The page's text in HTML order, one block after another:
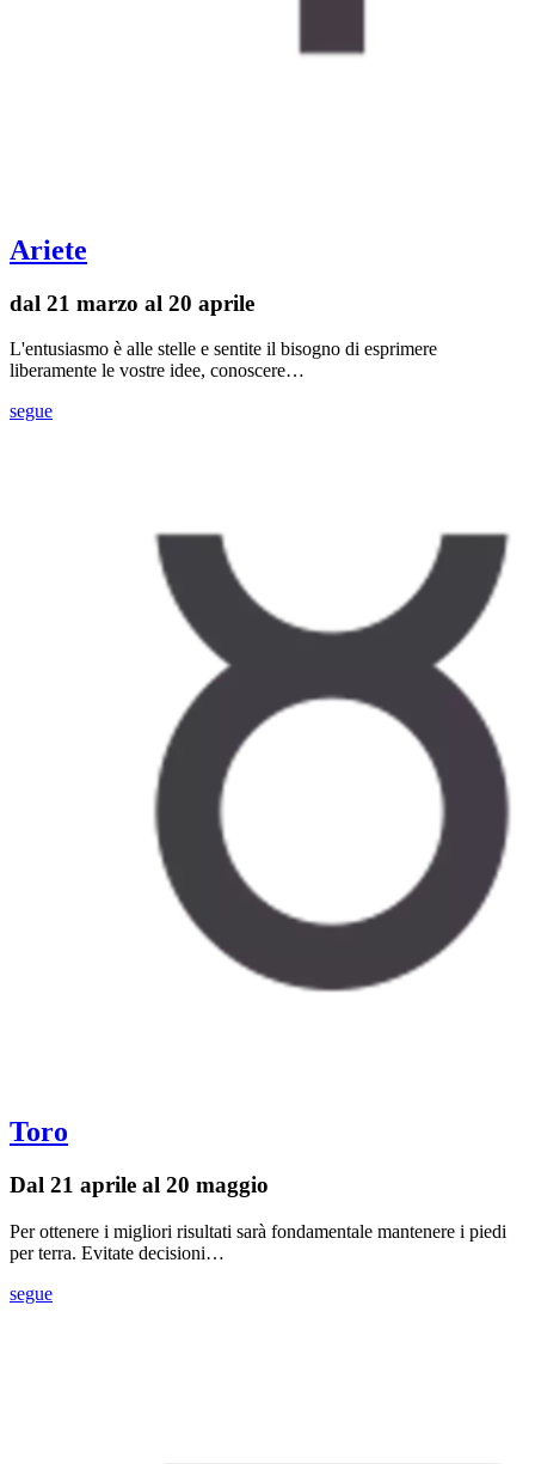
Ariete
dal 21 marzo al 20 aprile
L'entusiasmo è alle stelle e sentite il bisogno di esprimere
liberamente le vostre idee, conoscere…
segue
Toro
Dal 21 aprile al 20 maggio
Per ottenere i migliori risultati sarà fondamentale mantenere i piedi
per terra. Evitate decisioni…
segue